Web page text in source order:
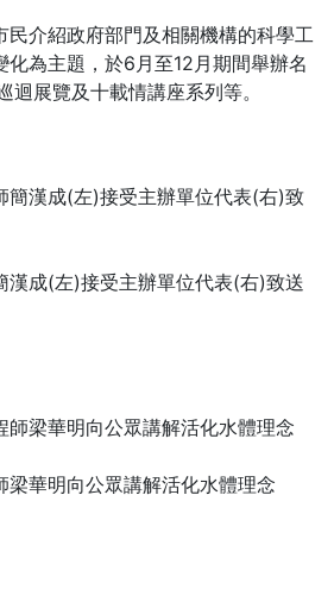
民介紹政府部門及相關機構的科學工
化為主題，於6月至12月期間舉辦名
迴展覽及十載情講座系列等。
漢成(左)接受主辦單位代表(右)致送
梁華明向公眾講解活化水體理念